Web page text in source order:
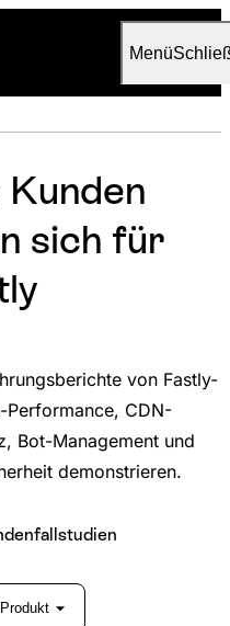
Menü
Kunden
sich für
von Fastly-
Performance, CDN-
Bot-Management und
demonstrieren.